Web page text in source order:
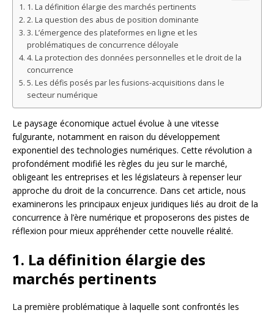
1. La définition élargie des marchés pertinents
2. La question des abus de position dominante
3. L’émergence des plateformes en ligne et les
problématiques de concurrence déloyale
4. La protection des données personnelles et le droit de la
concurrence
5. Les défis posés par les fusions-acquisitions dans le
secteur numérique
Le paysage économique actuel évolue à une vitesse
fulgurante, notamment en raison du développement
exponentiel des technologies numériques. Cette révolution a
profondément modifié les règles du jeu sur le marché,
obligeant les entreprises et les législateurs à repenser leur
approche du droit de la concurrence. Dans cet article, nous
examinerons les principaux enjeux juridiques liés au droit de la
concurrence à l’ère numérique et proposerons des pistes de
réflexion pour mieux appréhender cette nouvelle réalité.
1. La définition élargie des
marchés pertinents
La première problématique à laquelle sont confrontés les